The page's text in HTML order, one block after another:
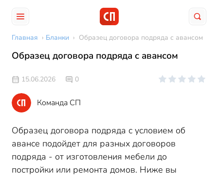
Главная › Бланки › Образец договора подряда с авансом
Образец договора подряда с авансом
15.06.2026 0
Команда СП
Образец договора подряда с условием об
авансе подойдет для разных договоров
подряда - от изготовления мебели до
постройки или ремонта домов. Ниже вы